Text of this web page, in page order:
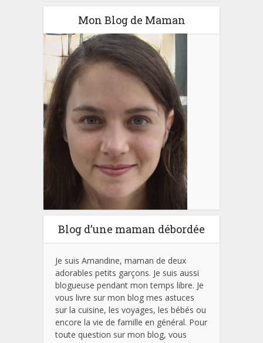
Mon Blog de Maman
Blog d’une maman débordée
Je suis Amandine, maman de deux
adorables petits garçons. Je suis aussi
blogueuse pendant mon temps libre. Je
vous livre sur mon blog mes astuces
sur la cuisine, les voyages, les bébés ou
encore la vie de famille en général. Pour
toute question sur mon blog, vous